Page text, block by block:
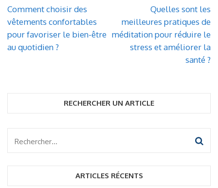
Navigation
de
l’article
Comment choisir des
vêtements confortables
pour favoriser le bien-être
au quotidien ?
Quelles sont les
meilleures pratiques de
méditation pour réduire le
stress et améliorer la
santé ?
RECHERCHER UN ARTICLE
Rechercher :
ARTICLES RÉCENTS